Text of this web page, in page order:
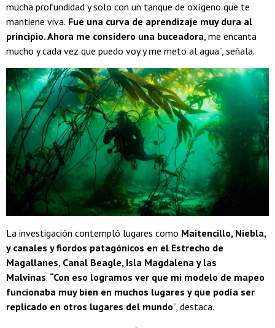
mucha profundidad y solo con un tanque de oxígeno que te
mantiene viva. Fue una curva de aprendizaje muy dura al
principio. Ahora me considero una buceadora, me encanta
mucho y cada vez que puedo voy y me meto al agua”, señala.
La investigación contempló lugares como Maitencillo, Niebla,
y canales y fiordos patagónicos en el Estrecho de
Magallanes, Canal Beagle, Isla Magdalena y las
Malvinas. “Con eso logramos ver que mi modelo de mapeo
funcionaba muy bien en muchos lugares y que podía ser
replicado en otros lugares del mundo”, destaca.